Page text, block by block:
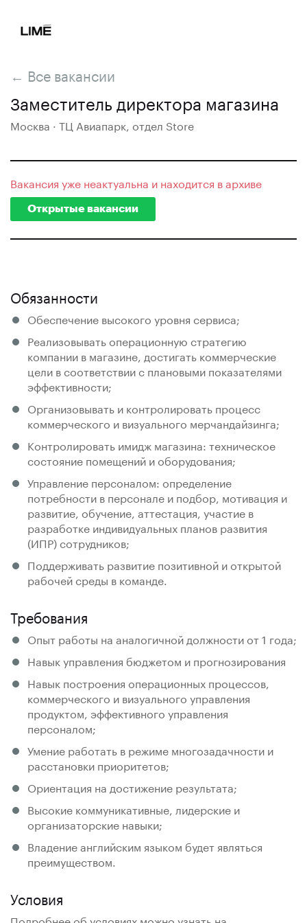
← Все вакансии
Заместитель директора магазина
Москва · ТЦ Авиапарк, отдел Store
Вакансия уже неактуальна и находится в архиве
Открытые вакансии
Обязанности
Обеспечение высокого уровня сервиса;
Реализовывать операционную стратегию
компании в магазине, достигать коммерческие
цели в соответствии с плановыми показателями
эффективности;
Организовывать и контролировать процесс
коммерческого и визуального мерчандайзинга;
Контролировать имидж магазина: техническое
состояние помещений и оборудования;
Управление персоналом: определение
потребности в персонале и подбор, мотивация и
развитие, обучение, аттестация, участие в
разработке индивидуальных планов развития
(ИПР) сотрудников;
Поддерживать развитие позитивной и открытой
рабочей среды в команде.
Требования
Опыт работы на аналогичной должности от 1 года;
Навык управления бюджетом и прогнозирования
Навык построения операционных процессов,
коммерческого и визуального управления
продуктом, эффективного управления
персоналом;
Умение работать в режиме многозадачности и
расстановки приоритетов;
Ориентация на достижение результата;
Высокие коммуникативные, лидерские и
организаторские навыки;
Владение английским языком будет являться
преимуществом.
Условия